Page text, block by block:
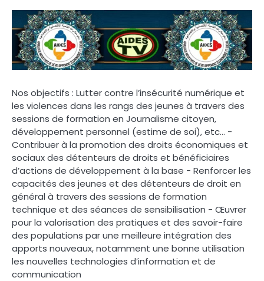
Nos objectifs : Lutter contre l’insécurité numérique et
les violences dans les rangs des jeunes à travers des
sessions de formation en Journalisme citoyen,
développement personnel (estime de soi), etc… -
Contribuer à la promotion des droits économiques et
sociaux des détenteurs de droits et bénéficiaires
d’actions de développement à la base - Renforcer les
capacités des jeunes et des détenteurs de droit en
général à travers des sessions de formation
technique et des séances de sensibilisation - Œuvrer
pour la valorisation des pratiques et des savoir-faire
des populations par une meilleure intégration des
apports nouveaux, notamment une bonne utilisation
les nouvelles technologies d’information et de
communication